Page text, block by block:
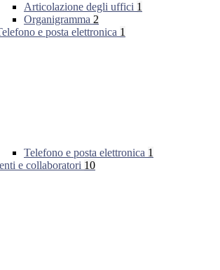
Articolazione degli uffici 1
Organigramma 2
e posta elettronica 1
Telefono e posta elettronica 1
e collaboratori 10